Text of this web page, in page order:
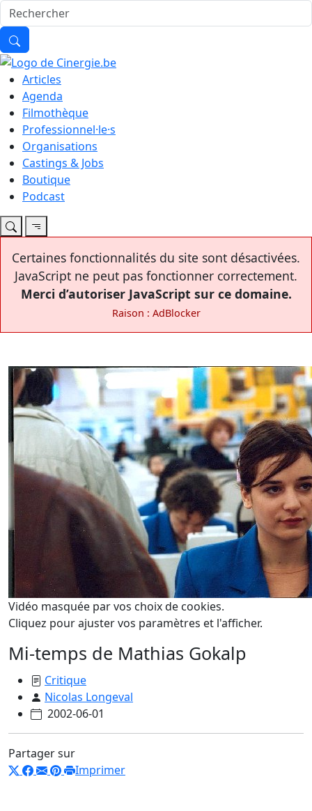
Articles
Agenda
Filmothèque
Professionnel·le·s
Organisations
Castings & Jobs
Boutique
Podcast
Certaines fonctionnalités du site sont désactivées.
JavaScript ne peut pas fonctionner correctement.
Merci d’autoriser JavaScript sur ce domaine.
Raison : AdBlocker
Vidéo masquée par vos choix de cookies.
Cliquez pour ajuster vos paramètres et l'afficher.
Mi-temps de Mathias Gokalp
Critique
Nicolas Longeval
2002-06-01
Partager sur
Imprimer